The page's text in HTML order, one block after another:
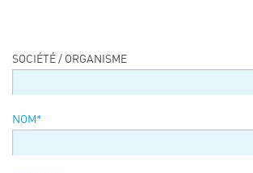
Nos clients
CHEMISTRY
Nous contacter
SOCIÉTÉ / ORGANISME
NOM*